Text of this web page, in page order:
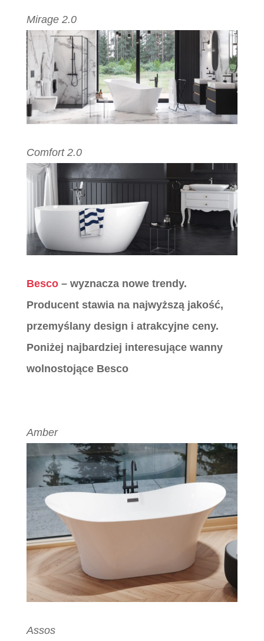
Mirage 2.0
Comfort 2.0
Besco– wyznacza nowe trendy.
Producent stawia na najwyższą jakość,
przemyślany design i atrakcyjne ceny.
Poniżej najbardziej interesujące wanny
wolnostojące Besco
Amber
Assos